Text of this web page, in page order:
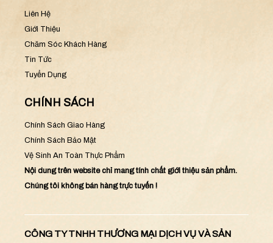
Liên Hệ
Giới Thiệu
Chăm Sóc Khách Hàng
Tin Tức
Tuyển Dụng
CHÍNH SÁCH
Chính Sách Giao Hàng
Chính Sách Bảo Mật
Vệ Sinh An Toàn Thực Phẩm
Nội dung trên website chỉ mang tính chất giới thiệu sản phẩm.
Chúng tôi không bán hàng trực tuyến !
CÔNG TY TNHH THƯƠNG MẠI DỊCH VỤ VÀ SẢN